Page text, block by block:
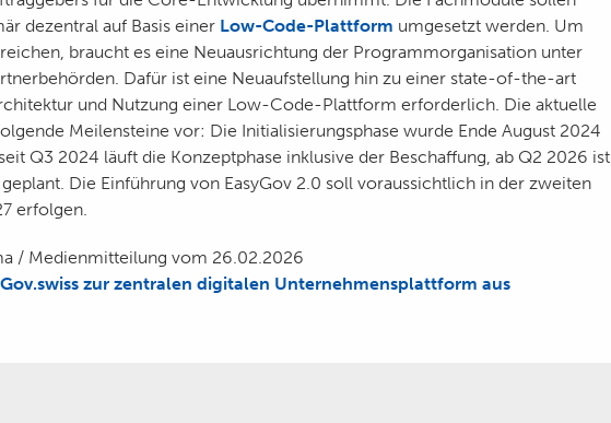
dezentral auf Basis einer Low-Code-Plattform umgesetzt werden. Um
braucht es eine Neuausrichtung der Programmorganisation unter
Dafür ist eine Neuaufstellung hin zu einer state-of-the-art
und Nutzung einer Low-Code-Plattform erforderlich. Die aktuelle
Meilensteine vor: Die Initialisierungsphase wurde Ende August 2024
Q3 2024 läuft die Konzeptphase inklusive der Beschaffung, ab Q2 2026 ist
Die Einführung von EasyGov 2.0 soll voraussichtlich in der zweiten
erfolgen.
/ Medienmitteilung vom 26.02.2026
zur zentralen digitalen Unternehmensplattform aus